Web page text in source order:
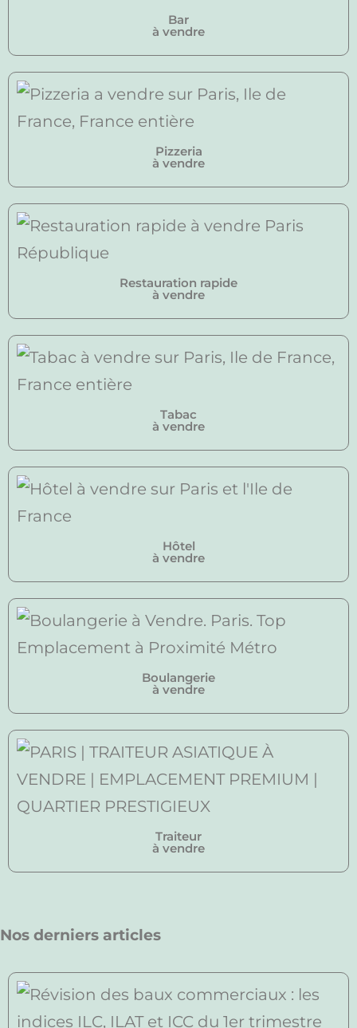
Bar
à vendre
Pizzeria
à vendre
Restauration rapide
à vendre
Tabac
à vendre
Hôtel
à vendre
Boulangerie
à vendre
Traiteur
à vendre
Nos derniers articles